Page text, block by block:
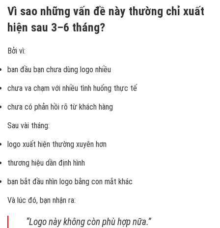
Vì sao những vấn đề này thường chỉ xuất
hiện sau 3–6 tháng?
Bởi vì:
ban đầu bạn chưa dùng logo nhiều
chưa va chạm với nhiều tình huống thực tế
chưa có phản hồi rõ từ khách hàng
Sau vài tháng:
logo xuất hiện thường xuyên hơn
thương hiệu dần định hình
bạn bắt đầu nhìn logo bằng con mắt khác
Và lúc đó, bạn nhận ra:
“Logo này không còn phù hợp nữa.”